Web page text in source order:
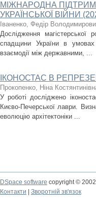
МІЖНАРОДНА
УКРАЇНСЬКОЇ ВІЙНИ
Іваненко, Федір
Дослідження магістерської
спадщини України в умовах
взаємодії між державними, ...
ІКОНОСТАС В
Прокопенко, Ніна
У роботі досліджено
Києво-Печерської лаври.
еволюцію архітектоніки ...
DSpace software copyright ©
Контакти
Зворотній зв'язок